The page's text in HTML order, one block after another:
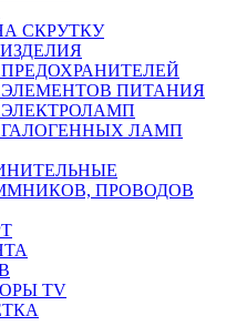
СКРУТКУ
ЭЛЕМЕНТОВ ПИТАНИЯ
ГАЛОГЕННЫХ ЛАМП
ПРОВОДОВ
TV